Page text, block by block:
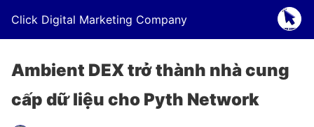
Click Digital Marketing Company
Ambient DEX trở thành nhà cung
cấp dữ liệu cho Pyth Network